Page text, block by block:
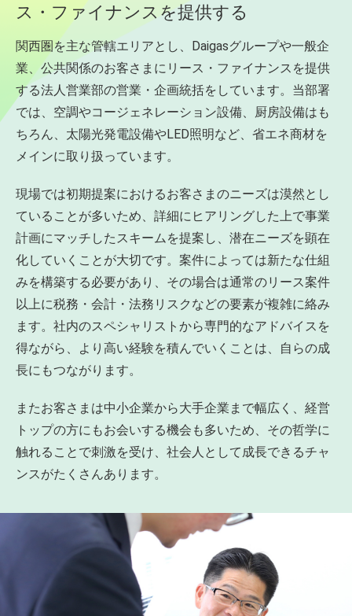
ス・ファイナンスを提供する
関西圏を主な管轄エリアとし、Daigasグループや一般企
業、公共関係のお客さまにリース・ファイナンスを提供
する法人営業部の営業・企画統括をしています。当部署
では、空調やコージェネレーション設備、厨房設備はも
ちろん、太陽光発電設備やLED照明など、省エネ商材を
メインに取り扱っています。
現場では初期提案におけるお客さまのニーズは漠然とし
ていることが多いため、詳細にヒアリングした上で事業
計画にマッチしたスキームを提案し、潜在ニーズを顕在
化していくことが大切です。案件によっては新たな仕組
みを構築する必要があり、その場合は通常のリース案件
以上に税務・会計・法務リスクなどの要素が複雑に絡み
ます。社内のスペシャリストから専門的なアドバイスを
得ながら、より高い経験を積んでいくことは、自らの成
長にもつながります。
またお客さまは中小企業から大手企業まで幅広く、経営
トップの方にもお会いする機会も多いため、その哲学に
触れることで刺激を受け、社会人として成長できるチャ
ンスがたくさんあります。